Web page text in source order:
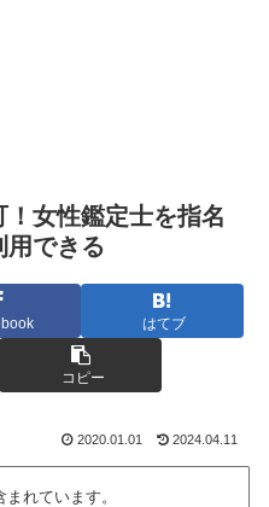
女性鑑定士を指名
用できる
はてブ
コピー
2020.01.01 2024.04.11
れています。